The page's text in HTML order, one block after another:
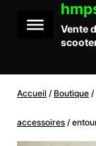
contenu
Vente
Accueil / Boutique /
accessoires /